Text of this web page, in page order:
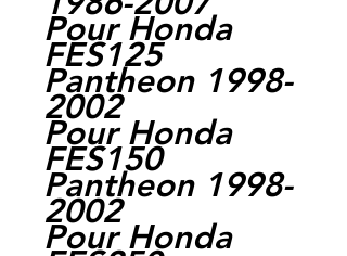
Pour Honda
FES125
Pantheon 1998-
2002
Pour Honda
FES150
Pantheon 1998-
2002
Pour Honda